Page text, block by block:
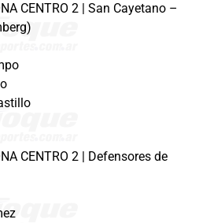
CENTRO 2 | San Cayetano –
CENTRO 2 | Defensores de